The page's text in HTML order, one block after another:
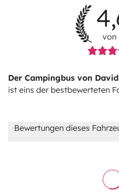
von
Der Campingbus von David
ist eins der bestbewerteten
Bewertungen dieses